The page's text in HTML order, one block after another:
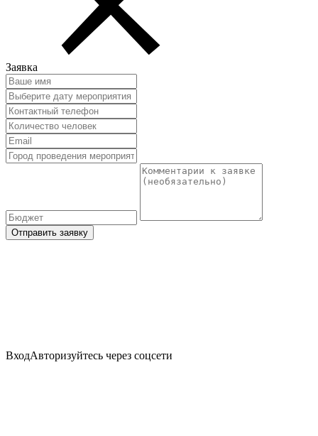
Заявка
Отправить заявку
ВходАвторизуйтесь через соцсети